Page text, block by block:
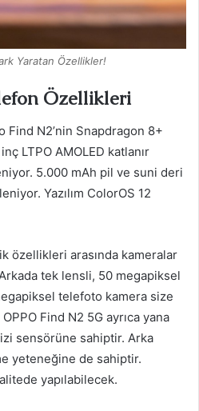
Yaratan Özellikler!
Özellikleri
Find N2’nin Snapdragon 8+
LTPO AMOLED katlanır
5.000 mAh pil ve suni deri
Yazılım ColorOS 12
özellikleri arasında kameralar
tek lensli, 50 megapiksel
telefoto kamera size
Find N2 5G ayrıca yana
sensörüne sahiptir. Arka
yeteneğine de sahiptir.
yapılabilecek.